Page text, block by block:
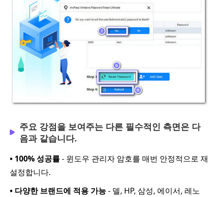
주요 강점을 보여주는 다른 필수적인 측면은 다
음과 같습니다.
• 100% 성공률- 윈도우 관리자 암호를 매번 안정적으로 재
설정합니다.
• 다양한 브랜드에 적용 가능- 델, HP, 삼성, 에이서, 레노